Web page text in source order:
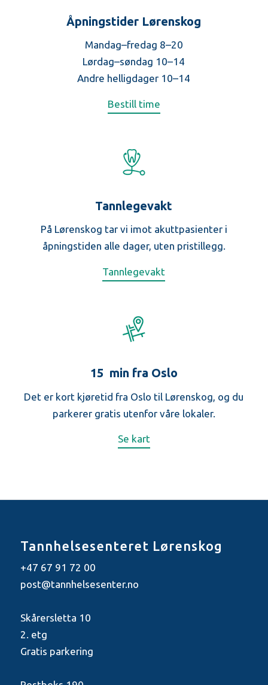
Åpningstider Lørenskog
Mandag–fredag 8–20
Lørdag–søndag 10–14
Andre helligdager 10–14
Bestill time
Tannlegevakt
På Lørenskog tar vi imot akuttpasienter i
åpningstiden alle dager, uten pristillegg.
Tannlegevakt
15 min fra Oslo
Det er kort kjøretid fra Oslo til Lørenskog, og du
parkerer gratis utenfor våre lokaler.
Se kart
Tannhelsesenteret Lørenskog
+47 67 91 72 00
post@tannhelsesenter.no
Skårersletta 10
2. etg
Gratis parkering